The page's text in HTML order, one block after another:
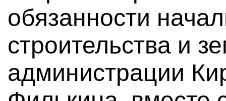
обязанности
строительства и
администрации